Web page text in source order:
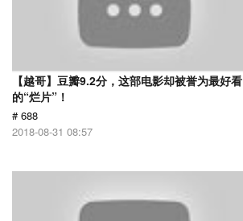
【越哥】豆瓣9.2分，这部电影却被誉为最好看
的“烂片”！
# 688
2018-08-31 08:57